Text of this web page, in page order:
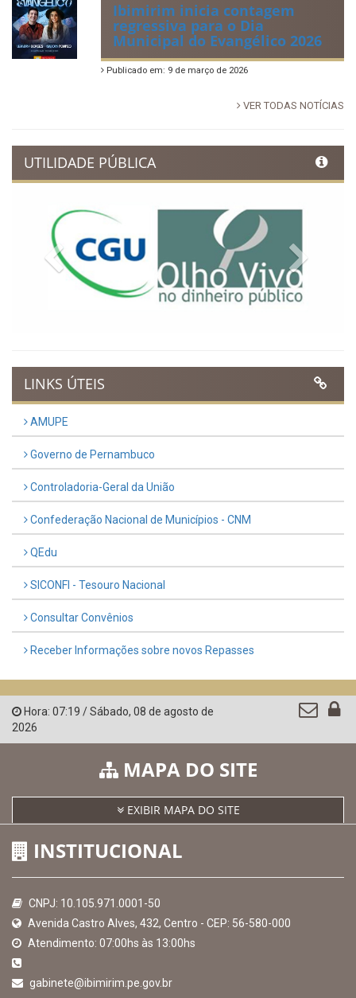
Ibimirim inicia contagem
regressiva para o Dia
Municipal do Evangélico 2026
Publicado em: 9 de março de 2026
VER TODAS NOTÍCIAS
UTILIDADE PÚBLICA
Previous
LINKS ÚTEIS
AMUPE
Governo de Pernambuco
Controladoria-Geral da União
Confederação Nacional de Municípios - CNM
QEdu
SICONFI - Tesouro Nacional
Consultar Convênios
Receber Informações sobre novos Repasses
Hora: 07:19 /Sábado, 08 de agosto de
2026
MAPA DO SITE
EXIBIR MAPA DO SITE
INSTITUCIONAL
CNPJ: 10.105.971.0001-50
Avenida Castro Alves, 432, Centro - CEP: 56-580-000
Atendimento: 07:00hs às 13:00hs
gabinete@ibimirim.pe.gov.br